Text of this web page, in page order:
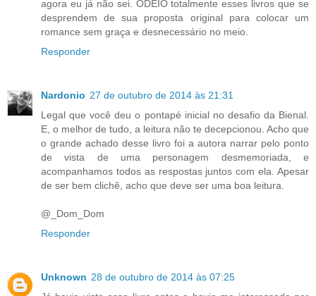
agora eu já não sei. ODEIO totalmente esses livros que se
desprendem de sua proposta original para colocar um
romance sem graça e desnecessário no meio.
Responder
Nardonio 27 de outubro de 2014 às 21:31
Legal que você deu o pontapé inicial no desafio da Bienal.
E, o melhor de tudo, a leitura não te decepcionou. Acho que
o grande achado desse livro foi a autora narrar pelo ponto
de vista de uma personagem desmemoriada, e
acompanhamos todos as respostas juntos com ela. Apesar
de ser bem clichê, acho que deve ser uma boa leitura.
@_Dom_Dom
Responder
Unknown 28 de outubro de 2014 às 07:25